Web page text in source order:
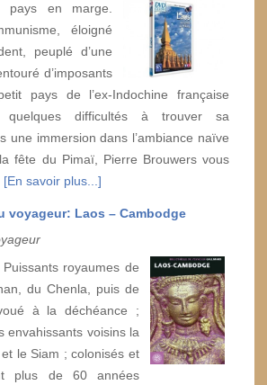
en marge.
éloigné
peuplé d’une
d’imposants
pays de l’ex-Indochine française
quelques difficultés à trouver sa
une immersion dans l’ambiance naïve
fête du Pimaï, Pierre Brouwers vous
[En savoir plus...]
voyageur: Laos – Cambodge
royaumes de
du Chenla, puis de
à la déchéance ;
envahissants voisins la
le Siam ; colonisés et
plus de 60 années